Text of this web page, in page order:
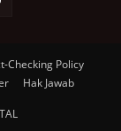
Checking Policy
Hak Jawab